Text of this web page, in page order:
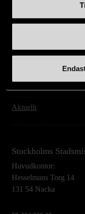
Hitta till oss
Handla second hand
Om oss
Aktuellt
Stockholms
Huvudkontor:
Hesselmans Torg 14
131 54 Nacka